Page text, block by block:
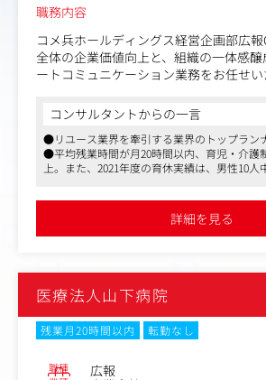
職務内容
コメ兵ホールディングス経営企画部広
全体の企業価値向上と、組織の一体感
ートコミュニケーション業務をお任せい
〈具体的な業務内容〉
・企業価値向上にむけた広報・ブランデ
案・実行
・創業80周年イベント等、企業理念・価
とした社内イベントの企画・運営
・メディアリレーション（情報開発、記
策定・整備）
・経営層の取材対応、講演資料・スピ
経営陣やグループ各社の事業責任者と直
コンサルタントからの一言
●リユース業界を牽引する業界のトップラン
●平均残業時間が月20時間以内、育児・介護
上。また、2021年度の育休実績は、男性10人
イデア出し、自社と消費者を繋ぐコミュニケ
グなど、携わる領域は広範囲に渡ります
詳細を見る
医療法人山下病院
残業月20時間以内
転勤なし
職種 広報